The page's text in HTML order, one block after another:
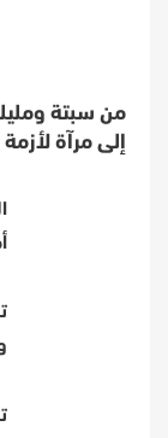
من سبتة
إلى مرآة